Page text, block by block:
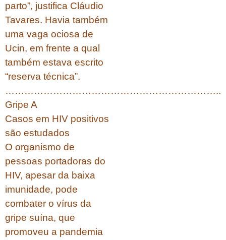
parto”, justifica Cláudio
Tavares. Havia também
uma vaga ociosa de
Ucin, em frente a qual
também estava escrito
“reserva técnica”.
…………………………………………………………..
Gripe A
Casos em HIV positivos
são estudados
O organismo de
pessoas portadoras do
HIV, apesar da baixa
imunidade, pode
combater o vírus da
gripe suína, que
promoveu a pandemia